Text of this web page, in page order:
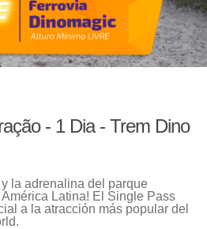
- 1 Dia - Trem Dino
la adrenalina del parque
Latina! El Single Pass
a la atracción más popular del